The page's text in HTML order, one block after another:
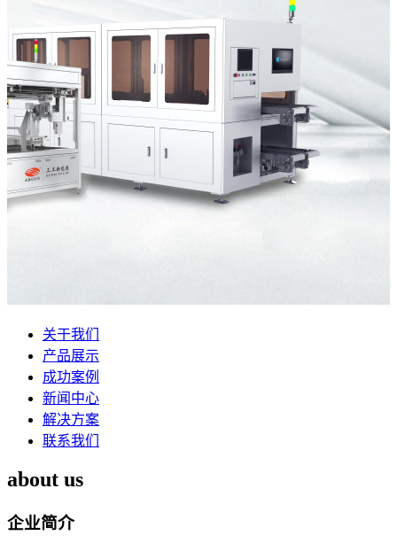
关于我们
产品展示
成功案例
新闻中心
解决方案
联系我们
about us
企业简介